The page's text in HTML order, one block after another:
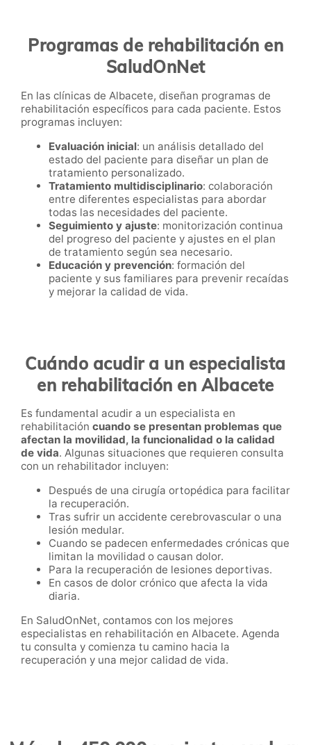
Programas de rehabilitación en
SaludOnNet
En las clínicas de Albacete, diseñan programas de
rehabilitación específicos para cada paciente. Estos
programas incluyen:
Evaluación inicial: un análisis detallado del
estado del paciente para diseñar un plan de
tratamiento personalizado.
Tratamiento multidisciplinario: colaboración
entre diferentes especialistas para abordar
todas las necesidades del paciente.
Seguimiento y ajuste: monitorización continua
del progreso del paciente y ajustes en el plan
de tratamiento según sea necesario.
Educación y prevención: formación del
paciente y sus familiares para prevenir recaídas
y mejorar la calidad de vida.
Cuándo acudir a un especialista
en rehabilitación en Albacete
Es fundamental acudir a un especialista en
rehabilitación cuando se presentan problemas que
afectan la movilidad, la funcionalidad o la calidad
de vida. Algunas situaciones que requieren consulta
con un rehabilitador incluyen:
Después de una cirugía ortopédica para facilitar
la recuperación.
Tras sufrir un accidente cerebrovascular o una
lesión medular.
Cuando se padecen enfermedades crónicas que
limitan la movilidad o causan dolor.
Para la recuperación de lesiones deportivas.
En casos de dolor crónico que afecta la vida
diaria.
En SaludOnNet, contamos con los mejores
especialistas en rehabilitación en Albacete. Agenda
tu consulta y comienza tu camino hacia la
recuperación y una mejor calidad de vida.